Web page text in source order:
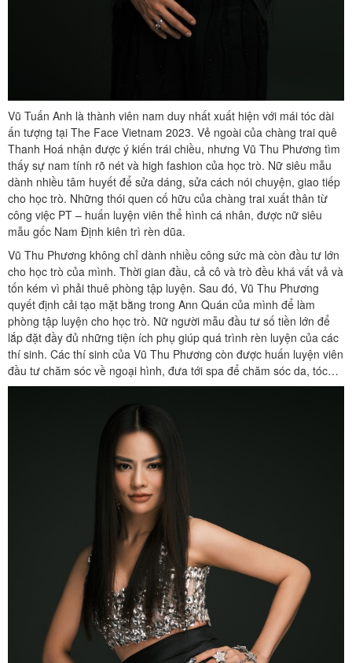
Vũ Tuấn Anh là thành viên nam duy nhất xuất hiện với mái tóc dài
ấn tượng tại The Face Vietnam 2023. Vẻ ngoài của chàng trai quê
Thanh Hoá nhận được ý kiến trái chiều, nhưng Vũ Thu Phương tìm
thấy sự nam tính rõ nét và high fashion của học trò. Nữ siêu mẫu
dành nhiều tâm huyết để sửa dáng, sửa cách nói chuyện, giao tiếp
cho học trò. Những thói quen cố hữu của chàng trai xuất thân từ
công việc PT – huấn luyện viên thể hình cá nhân, được nữ siêu
mẫu gốc Nam Định kiên trì rèn dũa.
Vũ Thu Phương không chỉ dành nhiều công sức mà còn đầu tư lớn
cho học trò của mình. Thời gian đầu, cả cô và trò đều khá vất vả và
tốn kém vì phải thuê phòng tập luyện. Sau đó, Vũ Thu Phương
quyết định cải tạo mặt bằng trong Ann Quán của mình để làm
phòng tập luyện cho học trò. Nữ người mẫu đầu tư số tiền lớn để
lắp đặt đầy đủ những tiện ích phụ giúp quá trình rèn luyện của các
thí sinh. Các thí sinh của Vũ Thu Phương còn được huấn luyện viên
đầu tư chăm sóc về ngoại hình, đưa tới spa để chăm sóc da, tóc…